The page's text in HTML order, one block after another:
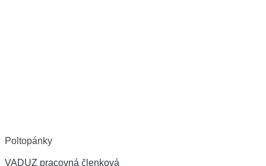
Poltopánky
VADUZ pracovná členková